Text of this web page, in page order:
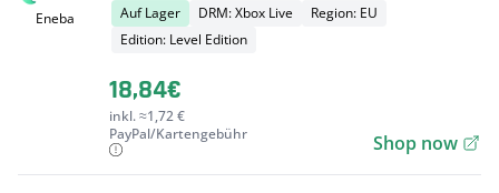
Eneba Auf Lager DRM: Xbox Live
Region: EU
Edition: Level Edition
18,84€
inkl. ≈1,72 €
PayPal/Kartengebühr
Shop now